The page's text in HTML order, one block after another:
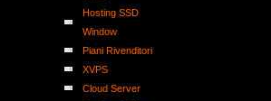
Hosting SSD
Window
Piani Rivenditori
XVPS
Cloud Server